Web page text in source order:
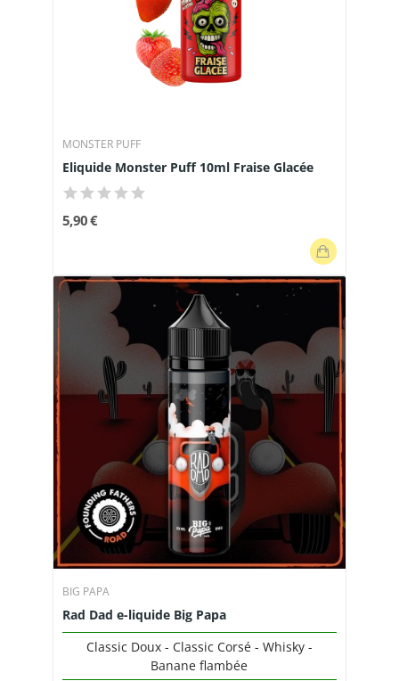
MONSTER PUFF
Eliquide Monster Puff 10ml Fraise Glacée
5,90 €
BIG PAPA
Rad Dad e-liquide Big Papa
Classic Doux - Classic Corsé - Whisky -
Banane flambée